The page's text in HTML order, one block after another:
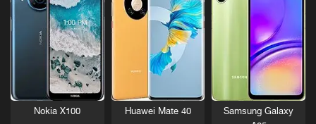
Samsung Galaxy
Huawei Mate 40
Nokia X100